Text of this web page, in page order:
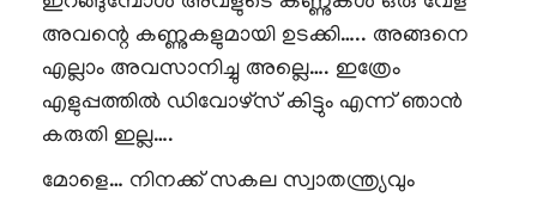
അവന്റെ കണ്ണുകളുമായി ഉടക്കി….. അങ്ങനെ
എല്ലാം അവസാനിച്ചു അല്ലെ…. ഇത്രേം
എളുപ്പത്തിൽ ഡിവോഴ്സ് കിട്ടും എന്ന് ഞാൻ
കരുതി ഇല്ല….
മോളെ… നിനക്ക് സകല സ്വാതന്ത്ര്യവും